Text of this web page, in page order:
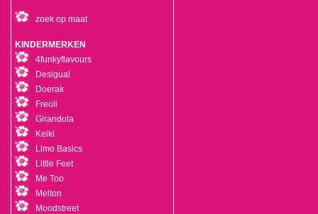
zoek op maat
KINDERMERKEN
4funkyflavours
Desigual
Doerak
Freoli
Girandola
Keiki
Limo Basics
Little Feet
Me Too
Melton
Moodstreet